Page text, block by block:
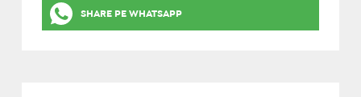
SHARE PE WHATSAPP